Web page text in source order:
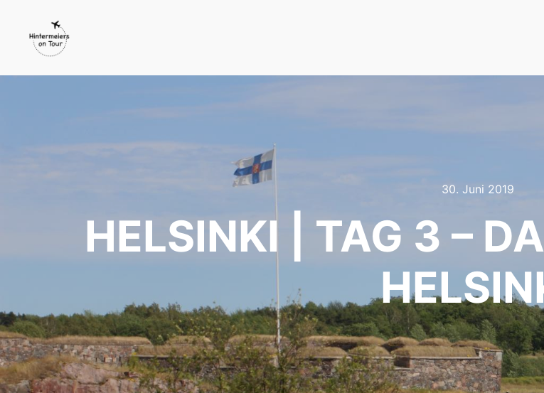
30. Juni 2019
HELSINKI | TAG 3 –